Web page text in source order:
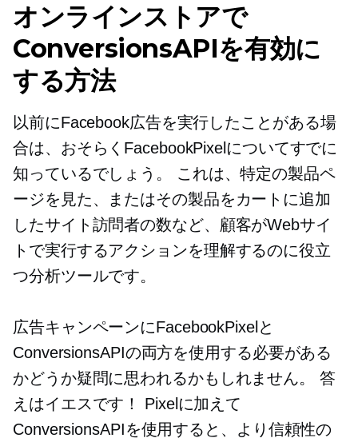
オンラインストアで
ConversionsAPIを有効に
する方法
以前にFacebook広告を実行したことがある場
合は、おそらくFacebookPixelについてすでに
知っているでしょう。 これは、特定の製品ペ
ージを見た、またはその製品をカートに追加
したサイト訪問者の数など、顧客がWebサイ
トで実行するアクションを理解するのに役立
つ分析ツールです。
広告キャンペーンにFacebookPixelと
ConversionsAPIの両方を使用する必要がある
かどうか疑問に思われるかもしれません。 答
えはイエスです！ Pixelに加えて
ConversionsAPIを使用すると、より信頼性の